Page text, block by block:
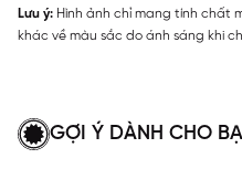
Lưu ý: Hình ảnh chỉ mang tính chất
khác về màu sắc do ánh sáng khi
GỢI Ý DÀNH CHO